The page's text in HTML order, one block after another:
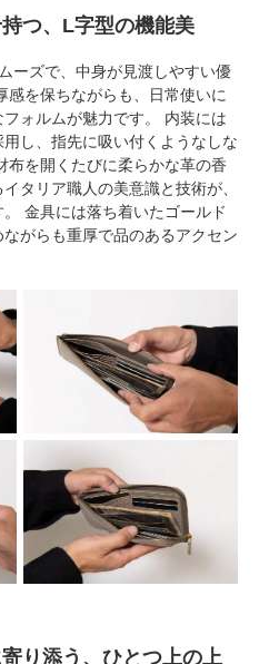
つ、L字型の機能美
ーズで、中身が見渡しやすい優
感を保ちながらも、日常使いに
ォルムが魅力です。 内装には
し、指先に吸い付くようなしな
布を開くたびに柔らかな革の香
タリア職人の美意識と技術が、
金具には落ち着いたゴールド
がらも重厚で品のあるアクセン
り添う、ひとつ上の上